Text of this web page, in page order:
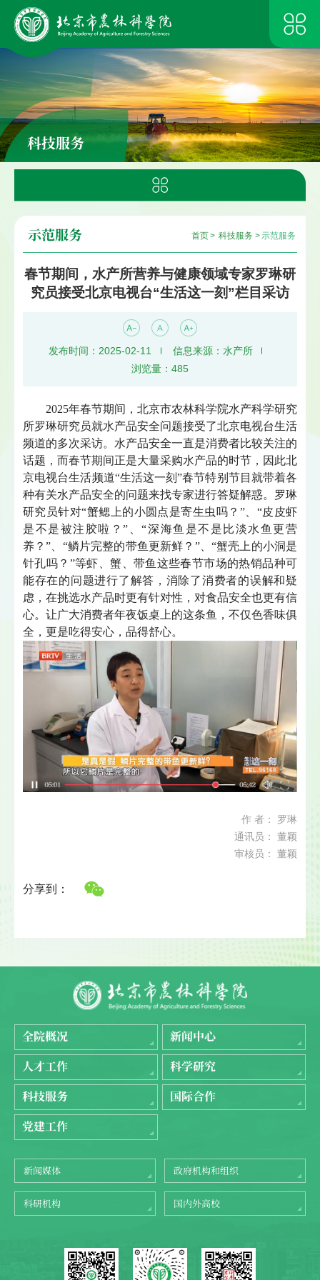
科技服务
首页> 科技服务 >示范服务
示范服务
春节期间，水产所营养与健康领域专家罗琳研
究员接受北京电视台“生活这一刻”栏目采访
发布时间：2025-02-11
信息来源：水产所
浏览量： 485
2025年春节期间，北京市农林科学院水产科学研究
所罗琳研究员就水产品安全问题接受了北京电视台生活
频道的多次采访。水产品安全一直是消费者比较关注的
话题，而春节期间正是大量采购水产品的时节，因此北
京电视台生活频道“生活这一刻”春节特别节目就带着各
种有关水产品安全的问题来找专家进行答疑解惑。罗琳
研究员针对“蟹鳃上的小圆点是寄生虫吗？”、“皮皮虾
是不是被注胶啦？”、“深海鱼是不是比淡水鱼更营
养？”、“鳞片完整的带鱼更新鲜？”、“蟹壳上的小洞是
针孔吗？”等虾、蟹、带鱼这些春节市场的热销品种可
能存在的问题进行了解答，消除了消费者的误解和疑
虑，在挑选水产品时更有针对性，对食品安全也更有信
心。让广大消费者年夜饭桌上的这条鱼，不仅色香味俱
全，更是吃得安心，品得舒心。
作 者： 罗琳
通讯员： 董颖
审核员： 董颖
分享到：
全院概况
新闻中心
人才工作
科学研究
科技服务
国际合作
党建工作
新闻媒体 政府机构和组织
科研机构 国内外高校